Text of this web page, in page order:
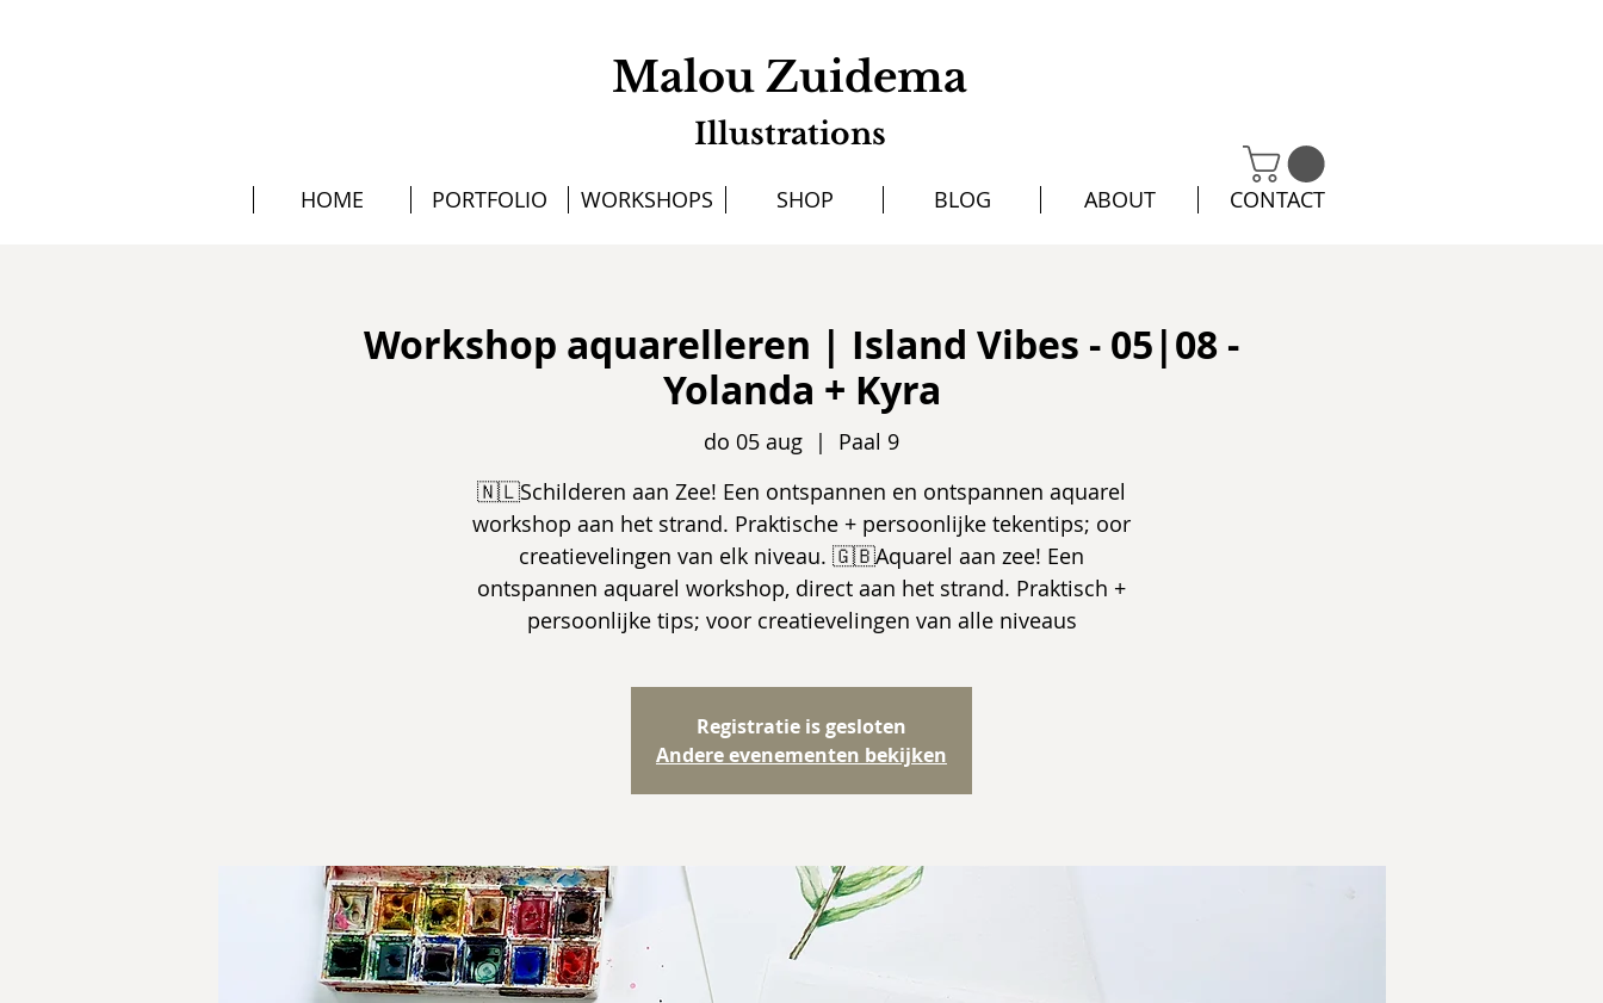
HOME PORTFOLIO WORKSHOPS SHOP BLOG ABOUT CONTACT
Malou Zuidema
Illustrations
Workshop aquarelleren | Island Vibes - 05|08 -
Yolanda + Kyra
do 05 aug
  |
Paal 9
🇳🇱Schilderen aan Zee! Een ontspannen en ontspannen aquarel
workshop aan het strand. Praktische + persoonlijke tekentips; oor
creatievelingen van elk niveau. 🇬🇧Aquarel aan zee! Een
ontspannen aquarel workshop, direct aan het strand. Praktisch +
persoonlijke tips; voor creatievelingen van alle niveaus
Registratie is gesloten
Andere evenementen bekijken